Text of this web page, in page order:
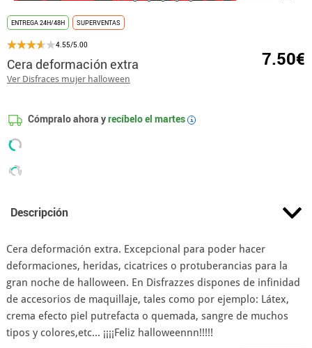
ENTREGA 24H/48H SUPERVENTAS
4.55/5.00
Cera deformación extra
Ver Disfraces mujer halloween
7.50€
Cómpralo ahora yrecíbelo el martes i
Descripción
Cera deformación extra. Excepcional para poder hacer
deformaciones, heridas, cicatrices o protuberancias para la
gran noche de halloween. En Disfrazzes dispones de infinidad
de accesorios de maquillaje, tales como por ejemplo: Látex,
crema efecto piel putrefacta o quemada, sangre de muchos
tipos y colores,etc... ¡¡¡¡Feliz halloweennn!!!!!